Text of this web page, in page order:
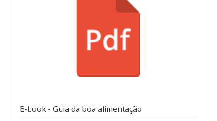
E-book - Guia da boa alimentação